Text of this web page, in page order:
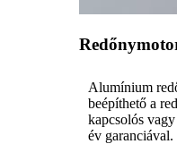
Alumínium
beépíthető a
kapcsolós
év garanciával.